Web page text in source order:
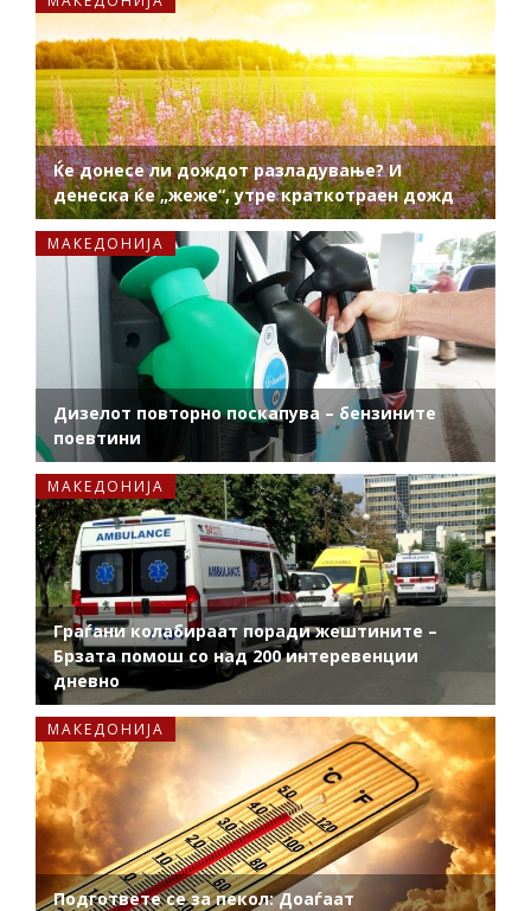
Ќе донесе ли дождот разладување? И
денеска ќе „жеже“, утре краткотраен дожд
МАКЕДОНИЈА
Дизелот повторно поскапува – бензините
поевтини
МАКЕДОНИЈА
Граѓани колабираат поради жештините –
Брзата помош со над 200 интеревенции
дневно
МАКЕДОНИЈА
Подгответе се за пекол: Доаѓаат